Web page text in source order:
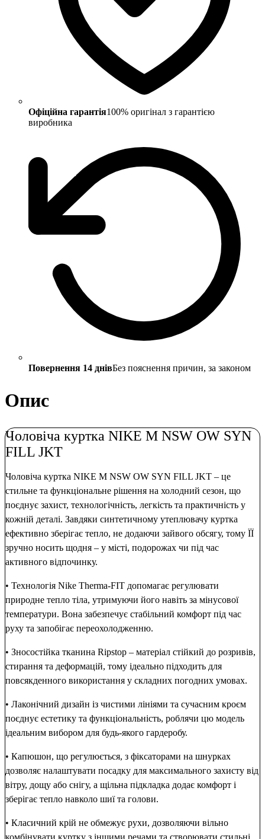
Офіційна гарантія100% оригінал з гарантією
виробника
Повернення 14 днівБез пояснення причин, за законом
Опис
Чоловіча куртка NIKE M NSW OW SYN
FILL JKT
Чоловіча куртка NIKE M NSW OW SYN FILL JKT – це
стильне та функціональне рішення на холодний сезон, що
поєднує захист, технологічність, легкість та практичність у
кожній деталі. Завдяки синтетичному утеплювачу куртка
ефективно зберігає тепло, не додаючи зайвого обсягу, тому ЇЇ
зручно носить щодня – у місті, подорожах чи під час
активного відпочинку.
• Технологія Nike Therma-FIT допомагає регулювати
природне тепло тіла, утримуючи його навіть за мінусової
температури. Вона забезпечує стабільний комфорт під час
руху та запобігає переохолодженню.
• Зносостійка тканина Ripstop – матеріал стійкий до розривів,
стирання та деформацій, тому ідеально підходить для
повсякденного використання у складних погодних умовах.
• Лаконічний дизайн із чистими лініями та сучасним кроєм
поєднує естетику та функціональність, роблячи цю модель
ідеальним вибором для будь-якого гардеробу.
• Капюшон, що регулюється, з фіксаторами на шнурках
дозволяє налаштувати посадку для максимального захисту від
вітру, дощу або снігу, а щільна підкладка додає комфорт і
зберігає тепло навколо шиї та голови.
• Класичний крій не обмежує рухи, дозволяючи вільно
комбінувати куртку з іншими речами та створювати стильні